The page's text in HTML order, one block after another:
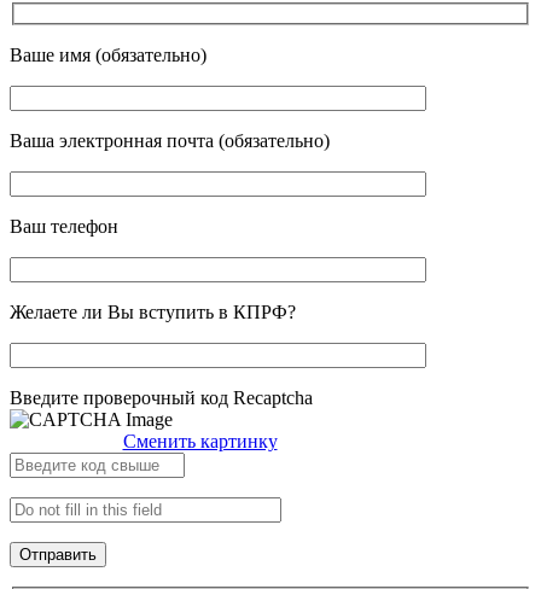
Ваше имя (обязательно)
Ваша электронная почта (обязательно)
Ваш телефон
Желаете ли Вы вступить в КПРФ?
Введите проверочный код Recaptcha
Сменить картинку